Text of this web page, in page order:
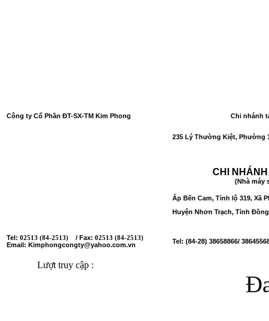
Công ty Cổ Phần ĐT-SX-TM Kim Phong Chi nhánh
235 Lý Thường Kiệt, Phường
CHI
(Nhà máy
Ấp Bến Cam, Tỉnh lộ 319, Xã
Huyện Nhơn Trạch, Tỉnh
Tel: 02513 (84-2513) / Fax: 02513 (84-2513)
Email: Kimphongcongty@yahoo.com.vn Tel: (84-28) 38658866/
Lượt truy cập :